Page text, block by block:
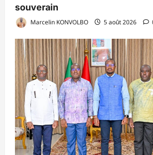
souverain
Marcelin KONVOLBO 5 août 2026